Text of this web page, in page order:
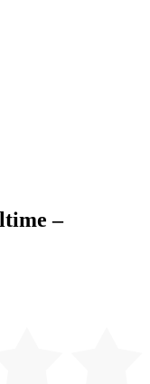
–